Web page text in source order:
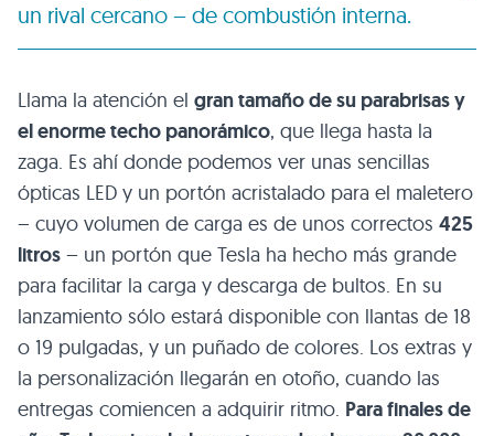
un rival cercano – de combustión interna.
Llama la atención el gran tamaño de su parabrisas y
el enorme techo panorámico, que llega hasta la
zaga. Es ahí donde podemos ver unas sencillas
ópticas LED y un portón acristalado para el maletero
– cuyo volumen de carga es de unos correctos 425
litros – un portón que Tesla ha hecho más grande
para facilitar la carga y descarga de bultos. En su
lanzamiento sólo estará disponible con llantas de 18
o 19 pulgadas, y un puñado de colores. Los extras y
la personalización llegarán en otoño, cuando las
entregas comiencen a adquirir ritmo. Para finales de